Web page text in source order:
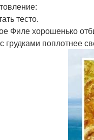
тесто.
Филе хорошенько
грудками поплотнее